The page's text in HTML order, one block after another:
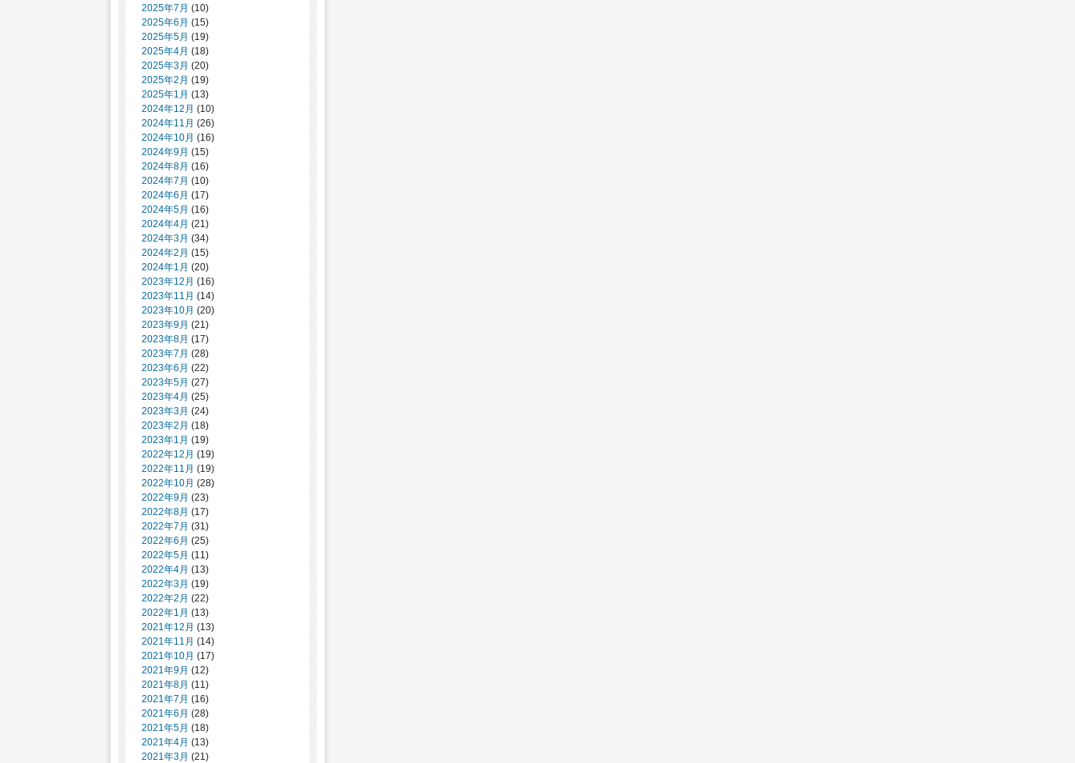
2025年7月 (10)
2025年6月 (15)
2025年5月 (19)
2025年4月 (18)
2025年3月 (20)
2025年2月 (19)
2025年1月 (13)
2024年12月 (10)
2024年11月 (26)
2024年10月 (16)
2024年9月 (15)
2024年8月 (16)
2024年7月 (10)
2024年6月 (17)
2024年5月 (16)
2024年4月 (21)
2024年3月 (34)
2024年2月 (15)
2024年1月 (20)
2023年12月 (16)
2023年11月 (14)
2023年10月 (20)
2023年9月 (21)
2023年8月 (17)
2023年7月 (28)
2023年6月 (22)
2023年5月 (27)
2023年4月 (25)
2023年3月 (24)
2023年2月 (18)
2023年1月 (19)
2022年12月 (19)
2022年11月 (19)
2022年10月 (28)
2022年9月 (23)
2022年8月 (17)
2022年7月 (31)
2022年6月 (25)
2022年5月 (11)
2022年4月 (13)
2022年3月 (19)
2022年2月 (22)
2022年1月 (13)
2021年12月 (13)
2021年11月 (14)
2021年10月 (17)
2021年9月 (12)
2021年8月 (11)
2021年7月 (16)
2021年6月 (28)
2021年5月 (18)
2021年4月 (13)
2021年3月 (21)